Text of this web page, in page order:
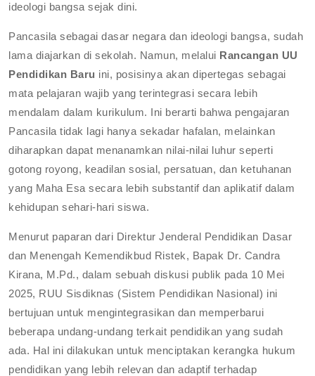
ideologi bangsa sejak dini.
Pancasila sebagai dasar negara dan ideologi bangsa, sudah
lama diajarkan di sekolah. Namun, melalui Rancangan UU
Pendidikan Baru ini, posisinya akan dipertegas sebagai
mata pelajaran wajib yang terintegrasi secara lebih
mendalam dalam kurikulum. Ini berarti bahwa pengajaran
Pancasila tidak lagi hanya sekadar hafalan, melainkan
diharapkan dapat menanamkan nilai-nilai luhur seperti
gotong royong, keadilan sosial, persatuan, dan ketuhanan
yang Maha Esa secara lebih substantif dan aplikatif dalam
kehidupan sehari-hari siswa.
Menurut paparan dari Direktur Jenderal Pendidikan Dasar
dan Menengah Kemendikbud Ristek, Bapak Dr. Candra
Kirana, M.Pd., dalam sebuah diskusi publik pada 10 Mei
2025, RUU Sisdiknas (Sistem Pendidikan Nasional) ini
bertujuan untuk mengintegrasikan dan memperbarui
beberapa undang-undang terkait pendidikan yang sudah
ada. Hal ini dilakukan untuk menciptakan kerangka hukum
pendidikan yang lebih relevan dan adaptif terhadap